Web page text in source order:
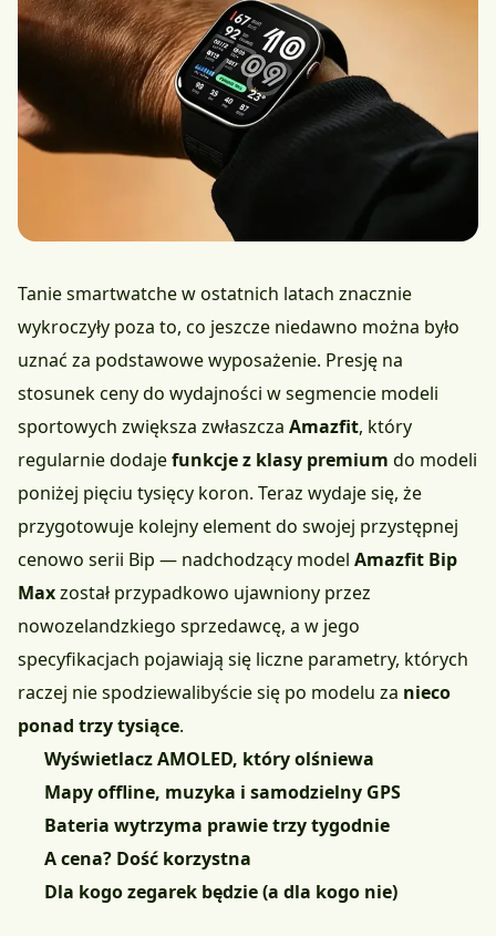
Tanie smartwatche w ostatnich latach znacznie
wykroczyły poza to, co jeszcze niedawno można było
uznać za podstawowe wyposażenie. Presję na
stosunek ceny do wydajności w segmencie modeli
sportowych zwiększa zwłaszcza Amazfit, który
regularnie dodajefunkcje z klasy premium do modeli
poniżej pięciu tysięcy koron. Teraz wydaje się, że
przygotowuje kolejny element do swojej przystępnej
cenowo serii Bip — nadchodzący model Amazfit Bip
Maxzostał przypadkowo ujawniony przez
nowozelandzkiego sprzedawcę, a w jego
specyfikacjach pojawiają się liczne parametry, których
raczej nie spodziewalibyście się po modelu za nieco
ponad trzy tysiące.
Wyświetlacz AMOLED, który olśniewa
Mapy offline, muzyka i samodzielny GPS
Bateria wytrzyma prawie trzy tygodnie
A cena? Dość korzystna
Dla kogo zegarek będzie (a dla kogo nie)